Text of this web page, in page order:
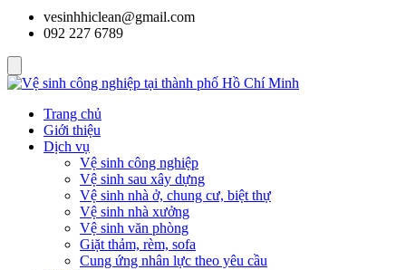
vesinhhiclean@gmail.com
092 227 6789
Trang chủ
Giới thiệu
Dịch vụ
Vệ sinh công nghiệp
Vệ sinh sau xây dựng
Vệ sinh nhà ở, chung cư, biệt thự
Vệ sinh nhà xưởng
Vệ sinh văn phòng
Giặt thảm, rèm, sofa
Cung ứng nhân lực theo yêu cầu